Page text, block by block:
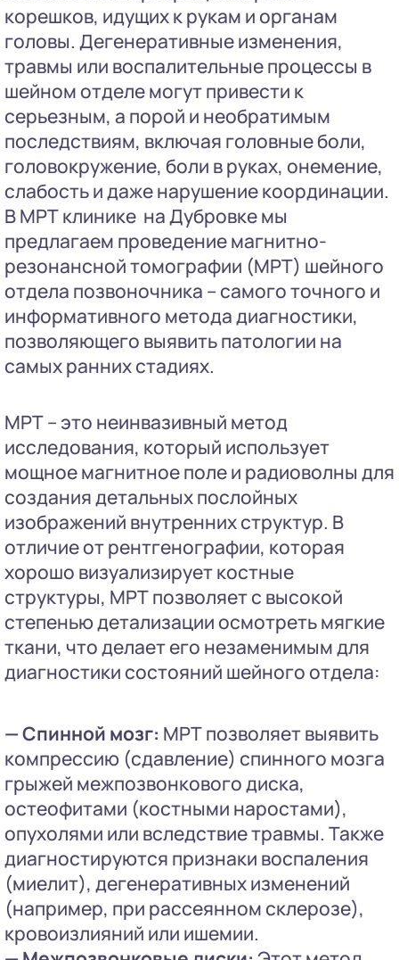
корешков, идущих к рукам и органам
головы. Дегенеративные изменения,
травмы или воспалительные процессы в
шейном отделе могут привести к
серьезным, а порой и необратимым
последствиям, включая головные боли,
головокружение, боли в руках, онемение,
слабость и даже нарушение координации.
В МРТ клинике на Дубровке мы
предлагаем проведение магнитно-
резонансной томографии (МРТ) шейного
отдела позвоночника – самого точного и
информативного метода диагностики,
позволяющего выявить патологии на
самых ранних стадиях.
МРТ – это неинвазивный метод
исследования, который использует
мощное магнитное поле и радиоволны для
создания детальных послойных
изображений внутренних структур. В
отличие от рентгенографии, которая
хорошо визуализирует костные
структуры, МРТ позволяет с высокой
степенью детализации осмотреть мягкие
ткани, что делает его незаменимым для
диагностики состояний шейного отдела:
— Спинной мозг: МРТ позволяет выявить
компрессию (сдавление) спинного мозга
грыжей межпозвонкового диска,
остеофитами (костными наростами),
опухолями или вследствие травмы. Также
диагностируются признаки воспаления
(миелит), дегенеративных изменений
(например, при рассеянном склерозе),
кровоизлияний или ишемии.